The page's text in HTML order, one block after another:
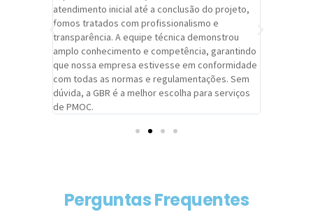
atendimento inicial até a conclusão do projeto,
fomos tratados com profissionalismo e
transparência. A equipe técnica demonstrou
amplo conhecimento e competência, garantindo
que nossa empresa estivesse em conformidade
com todas as normas e regulamentações. Sem
dúvida, a GBR é a melhor escolha para serviços
de PMOC.
Perguntas Frequentes